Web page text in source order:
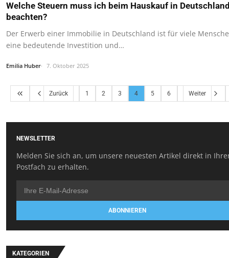
Welche Steuern muss ich beim Hauskauf in
beachten?
Der Erwerb einer Immobilie in Deutschland ist für viele
eine bedeutende Investition und…
Emilia Huber 7. Oktober 2025
Zurück 1 2 3 4 5 6 Weiter
NEWSLETTER
Melden Sie sich an, um unsere neuesten Artikel direkt in
Postfach zu erhalten.
ABONNIEREN
KATEGORIEN